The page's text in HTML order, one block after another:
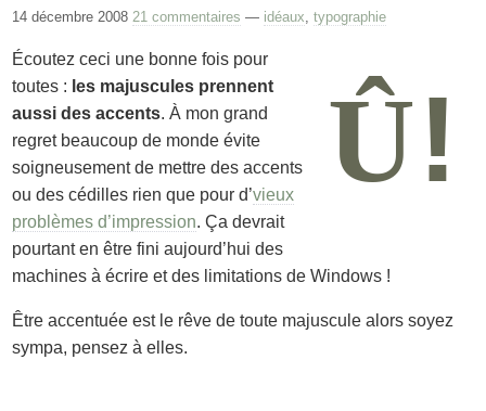
14 décembre 2008 21 commentaires — idéaux ,typographie
Û!
Écoutez ceci une bonne fois pour
toutes : les majuscules prennent
aussi des accents. À mon grand
regret beaucoup de monde évite
soigneusement de mettre des accents
ou des cédilles rien que pour d’vieux
problèmes d’impression. Ça devrait
pourtant en être fini aujourd’hui des
machines à écrire et des limitations de Windows !
Être accentuée est le rêve de toute majuscule alors soyez
sympa, pensez à elles.